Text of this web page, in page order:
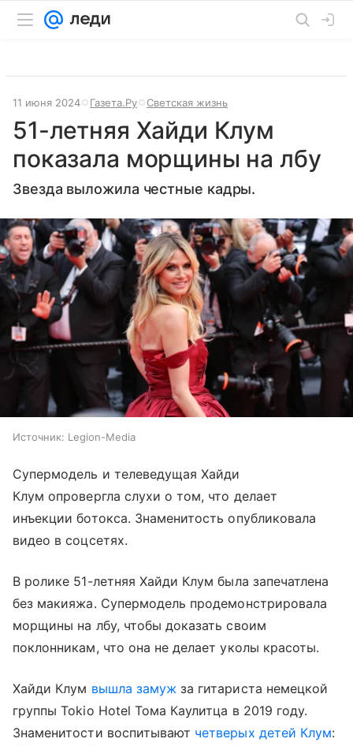
11 июня 2024 Газета.Ру Светская жизнь
51-летняя Хайди Клум
показала морщины на лбу
Звезда выложила честные кадры.
Источник: Legion-Media
Супермодель и телеведущая Хайди
Клум опровергла слухи о том, что делает
инъекции ботокса. Знаменитость опубликовала
видео в соцсетях.
В ролике 51-летняя Хайди Клум была запечатлена
без макияжа. Супермодель продемонстрировала
морщины на лбу, чтобы доказать своим
поклонникам, что она не делает уколы красоты.
Хайди Клум вышла замуж за гитариста немецкой
группы Tokio Hotel Тома Каулитца в 2019 году.
Знаменитости воспитывают четверых детей Клум: